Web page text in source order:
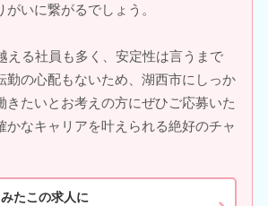
がいに繋がるでしょう。
える社員も多く、安定性は言うまで
勤の心配もないため、湖西市にしっか
きたいとお考えの方にぜひご応募いた
かなキャリアを叶えられる絶好のチャ
たこの求人に